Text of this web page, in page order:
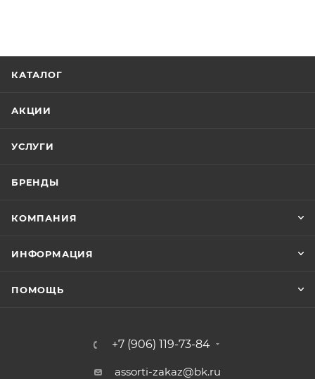
КАТАЛОГ
АКЦИИ
УСЛУГИ
БРЕНДЫ
КОМПАНИЯ
ИНФОРМАЦИЯ
ПОМОЩЬ
+7 (906) 119-73-84
assorti-zakaz@bk.ru